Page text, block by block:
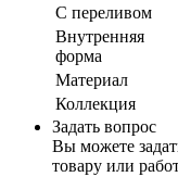
С переливом
Внутренняя
форма
Материал
Коллекция
Задать вопрос
Вы можете
товару или